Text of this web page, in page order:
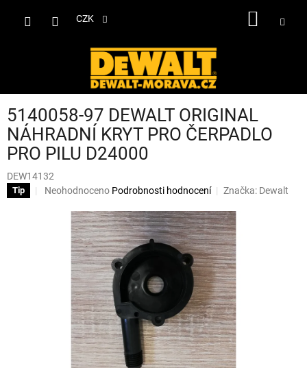
CZK
5140058-97 DEWALT ORIGINAL
NÁHRADNÍ KRYT PRO ČERPADLO
PRO PILU D24000
DEW14132
Tip
Průměrné
produktu
hvězdiček.
Neohodnoceno Podrobnosti hodnocení Značka: Dewalt